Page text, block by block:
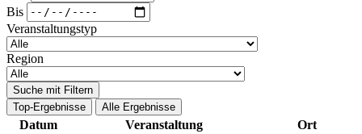
Bis
Veranstaltungstyp
Region
Suche mit Filtern
Top-Ergebnisse
Alle Ergebnisse
Datum Veranstaltung
Ort